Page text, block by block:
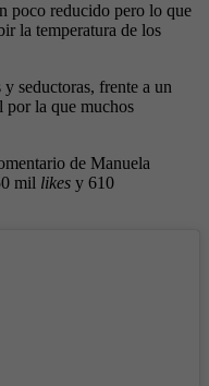
poco reducido pero lo que
la temperatura de los
y seductoras, frente a un
por la que muchos
de Manuela
mil likes y 610